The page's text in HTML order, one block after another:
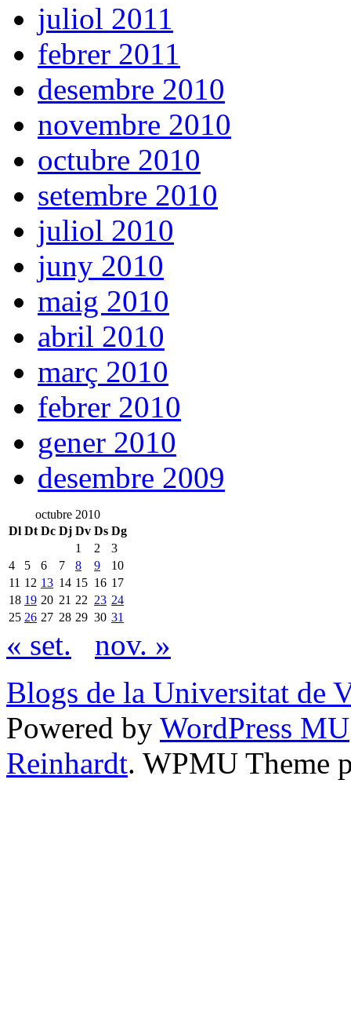
juliol 2011
febrer 2011
desembre 2010
novembre 2010
octubre 2010
setembre 2010
juliol 2010
juny 2010
maig 2010
abril 2010
març 2010
febrer 2010
gener 2010
desembre 2009
octubre 2010
Dl Dt Dc Dj Dv Ds Dg
1
2
3
4
5 6 7 8 9
10
11 12 13 14 15 16 17
18 19 20 21 22 23 24
25 26 27 28 29 30 31
« set.
nov. »
Blogs de la Universitat de
Powered by WordPress MU
Reinhardt. WPMU Theme